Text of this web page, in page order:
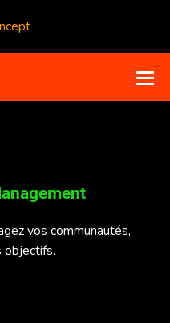
vos communautés,
objectifs.